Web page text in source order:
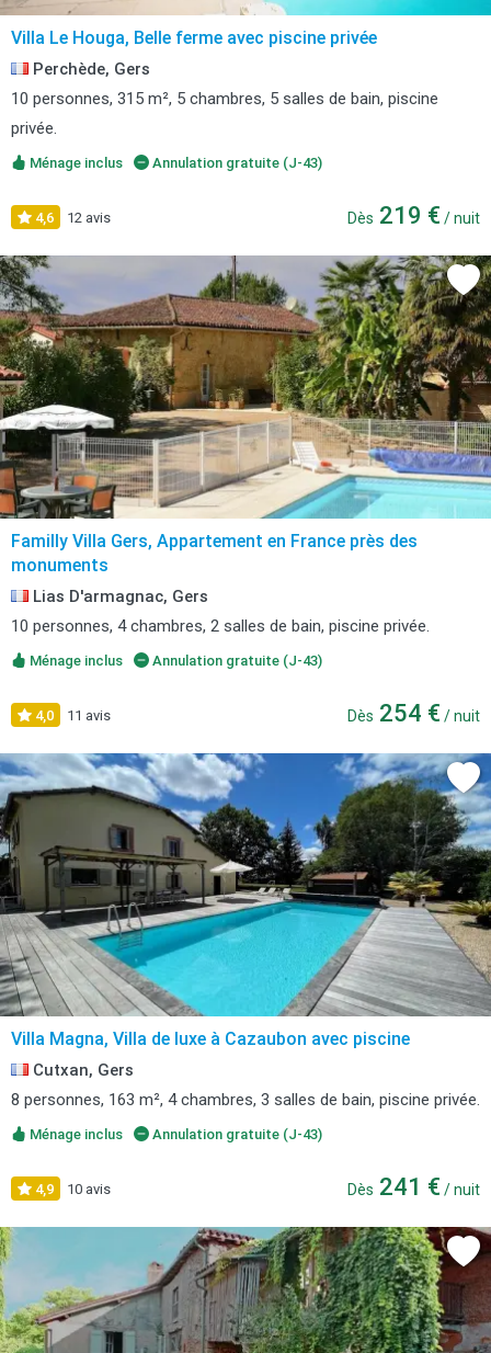
Villa Le Houga, Belle ferme avec piscine privée
Perchède, Gers
10 personnes, 315 m², 5 chambres, 5 salles de bain, piscine
privée.
Ménage inclus Annulation gratuite (J-43)
4,6 12 avis Dès 219 € / nuit
Familly Villa Gers, Appartement en France près des
monuments
Lias D'armagnac, Gers
10 personnes, 4 chambres, 2 salles de bain, piscine privée.
Ménage inclus Annulation gratuite (J-43)
4,0 11 avis Dès 254 € / nuit
Villa Magna, Villa de luxe à Cazaubon avec piscine
Cutxan, Gers
8 personnes, 163 m², 4 chambres, 3 salles de bain, piscine privée.
Ménage inclus Annulation gratuite (J-43)
4,9 10 avis Dès 241 € / nuit